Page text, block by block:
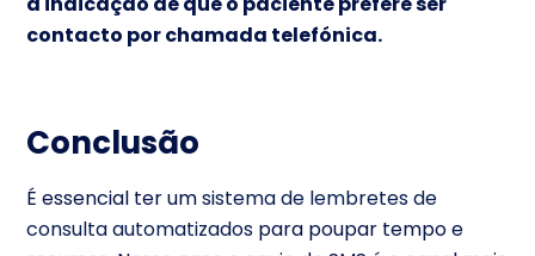
contacto por chamada telefónica.
Conclusão
É essencial ter umsistema de lembretes de
consulta automatizados para poupar tempo e